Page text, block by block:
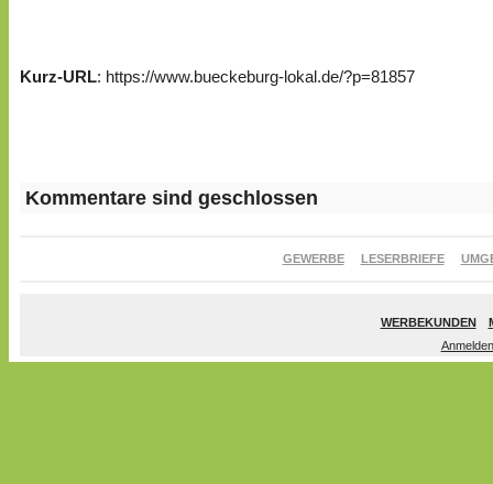
Kurz-URL: https://www.bueckeburg-lokal.de/?p=81857
Kommentare sind geschlossen
GEWERBE LESERBRIEFE
WERBEKUNDEN
Anmelden